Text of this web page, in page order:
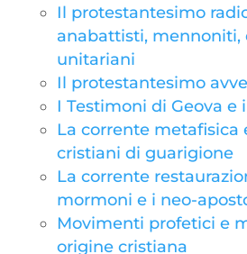
Il protestantesimo
anabattisti, mennoniti,
unitariani
Il protestantesimo
I Testimoni di Geova e
La corrente metafisica
cristiani di guarigione
La corrente
mormoni e i neo-
Movimenti profetici e
origine cristiana